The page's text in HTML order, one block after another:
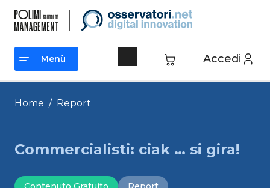
contenuto
Accedi
Menù
Menù
Home / Report
Commercialisti: ciak … si gira!